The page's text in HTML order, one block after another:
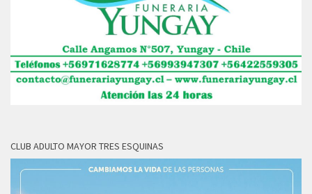
CLUB ADULTO MAYOR TRES ESQUINAS